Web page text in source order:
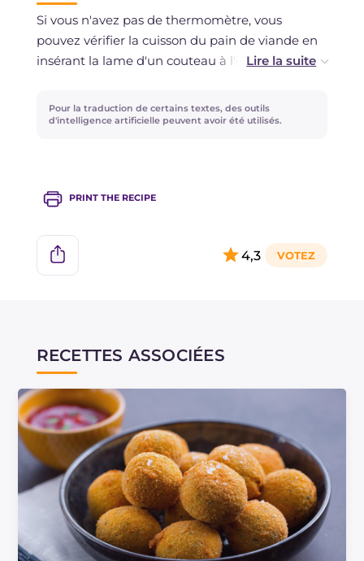
décongelés.
Si vous n'avez pas de thermomètre, vous
pouvez vérifier la cuisson du pain de viande en
insérant la lame d'un couteau à l'intérieur : si le
Vous pouvez remplacer le pain rassis par de la
Pour la traduction de certains textes, des outils
d'intelligence artificielle peuvent avoir été utilisés.
PRINT THE RECIPE
4,3
RECETTES ASSOCIÉES